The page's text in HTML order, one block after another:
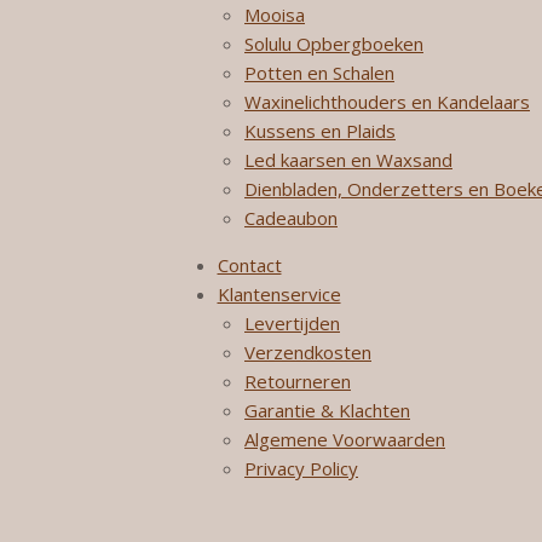
Mooisa
Solulu Opbergboeken
Potten en Schalen
Waxinelichthouders en Kandelaars
Kussens en Plaids
Led kaarsen en Waxsand
Dienbladen, Onderzetters en
Cadeaubon
Contact
Klantenservice
Levertijden
Verzendkosten
Retourneren
Garantie & Klachten
Algemene Voorwaarden
Privacy Policy